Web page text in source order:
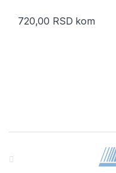
720,00 RSD kom
Brands Carousel